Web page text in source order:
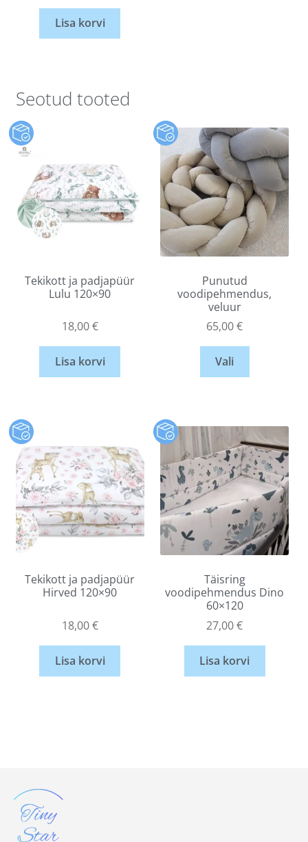
Lisa korvi
Seotud tooted
Tekikott ja padjapüür
Lulu 120×90
18,00€
Lisa korvi
Punutud
voodipehmendus,
veluur
65,00€
Vali
Tekikott ja padjapüür
Hirved 120×90
18,00€
Lisa korvi
Täisring
voodipehmendus Dino
60×120
27,00€
Lisa korvi